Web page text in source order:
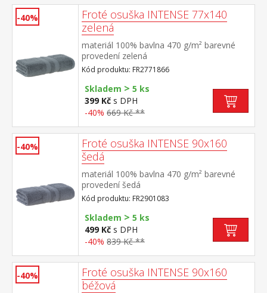
-40%
Froté osuška INTENSE 77x140
zelená
materiál 100% bavlna 470 g/m² barevné
provedení zelená
Kód produktu: FR2771866
Skladem > 5 ks
399 Kč s DPH
-40% 669 Kč **
-40%
Froté osuška INTENSE 90x160
šedá
materiál 100% bavlna 470 g/m² barevné
provedení šedá
Kód produktu: FR2901083
Skladem > 5 ks
499 Kč s DPH
-40% 839 Kč **
-40%
Froté osuška INTENSE 90x160
béžová